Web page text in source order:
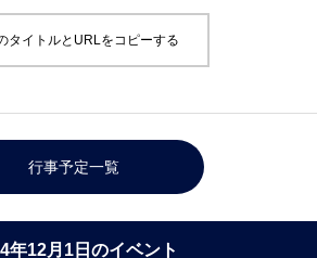
タイトルとURLをコピーする
行事予定一覧
年12月1日のイベント